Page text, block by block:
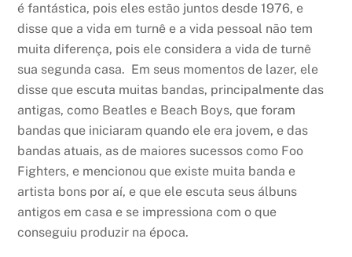
é fantástica, pois eles estão juntos desde 1976, e
disse que a vida em turnê e a vida pessoal não tem
muita diferença, pois ele considera a vida de turnê
sua segunda casa. Em seus momentos de lazer, ele
disse que escuta muitas bandas, principalmente das
antigas, como Beatles e Beach Boys, que foram
bandas que iniciaram quando ele era jovem, e das
bandas atuais, as de maiores sucessos como Foo
Fighters, e mencionou que existe muita banda e
artista bons por aí, e que ele escuta seus álbuns
antigos em casa e se impressiona com o que
conseguiu produzir na época.